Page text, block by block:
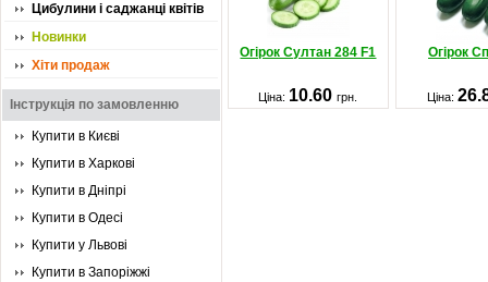
Цибулини і саджанці квітів
Новинки
Хіти продаж
Інструкція по замовленню
Купити в Києві
Купити в Харкові
Купити в Дніпрі
Купити в Одесі
Купити у Львові
Купити в Запоріжжі
Огірок Султан 284 F1 Огірок
Ціна: 10.60грн. Ціна: